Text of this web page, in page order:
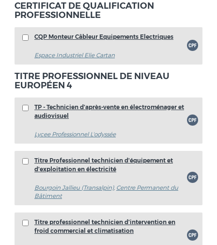
CERTIFICAT DE QUALIFICATION
PROFESSIONNELLE
CQP Monteur Câbleur Equipements Electriques
Espace Industriel Elie Cartan
TITRE PROFESSIONNEL DE NIVEAU
EUROPÉEN 4
TP - Technicien d'après-vente en électroménager et
audiovisuel
Lycee Professionnel L'odyssée
Titre Professionnel technicien d'équipement et
d'exploitation en électricité
Bourgoin Jallieu (Transalpin), Centre Permanent du
Bâtiment
Titre professionnel technicien d'intervention en
froid commercial et climatisation